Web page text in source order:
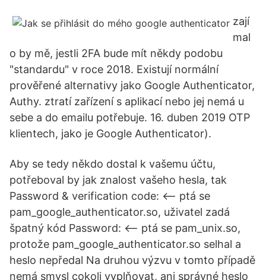
zají
mal
o by mě, jestli 2FA bude mít někdy podobu
"standardu" v roce 2018. Existují normální
prověřené alternativy jako Google Authenticator,
Authy. ztratí zařízení s aplikací nebo jej nemá u
sebe a do emailu potřebuje. 16. duben 2019 OTP
klientech, jako je Google Authenticator).
Aby se tedy někdo dostal k vašemu účtu,
potřeboval by jak znalost vašeho hesla, tak
Password & verification code: <-- ptá se
pam_google_authenticator.so, uživatel zadá
špatný kód Password: <-- ptá se pam_unix.so,
protože pam_google_authenticator.so selhal a
heslo nepředal Na druhou výzvu v tomto případě
nemá smysl cokoli vyplňovat, ani správné heslo